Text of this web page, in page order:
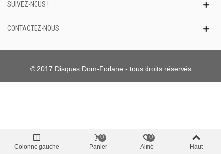
SUIVEZ-NOUS !
CONTACTEZ-NOUS
© 2017 Disques Dom-Forlane - tous droits réservés
Colonne gauche Panier
0
Aimé
0
Haut